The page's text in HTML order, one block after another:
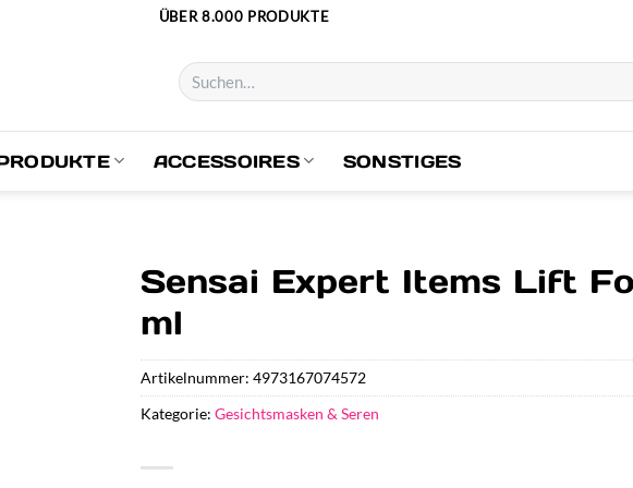
ÜBER 8.000 PRODUKTE
Suchen
nach:
ACCESSOIRES SONSTIGES
Sensai Expert Items Lift
ml
Artikelnummer: 4973167074572
Kategorie: Gesichtsmasken & Seren